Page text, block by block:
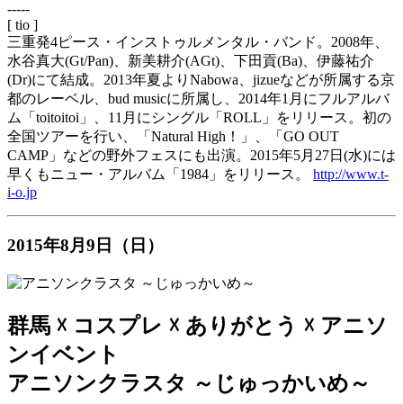
-----
[ tio ]
三重発4ピース・インストゥルメンタル・バンド。2008年、
水谷真大(Gt/Pan)、新美耕介(AGt)、下田貢(Ba)、伊藤祐介
(Dr)にて結成。2013年夏よりNabowa、jizueなどが所属する京
都のレーベル、bud musicに所属し、2014年1月にフルアルバ
ム「toitoitoi」、11月にシングル「ROLL」をリリース。初の
全国ツアーを行い、「Natural High！」、「GO OUT
CAMP」などの野外フェスにも出演。2015年5月27日(水)には
早くもニュー・アルバム「1984」をリリース。 http://www.t-
i-o.jp
2015年8月9日（日）
群馬 ☓ コスプレ ☓ ありがとう ☓ アニソ
ンイベント
アニソンクラスタ ～じゅっかいめ～